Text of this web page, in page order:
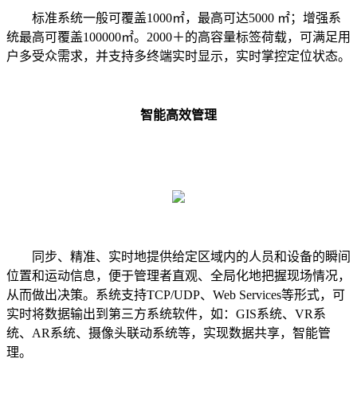
标准系统一般可覆盖1000㎡，最高可达5000 ㎡；增强系
统最高可覆盖100000㎡。2000＋的高容量标签荷载，可满足用
户多受众需求，并支持多终端实时显示，实时掌控定位状态。
智能高效管理
同步、精准、实时地提供给定区域内的人员和设备的瞬间
位置和运动信息，便于管理者直观、全局化地把握现场情况，
从而做出决策。系统支持TCP/UDP、Web Services等形式，可
实时将数据输出到第三方系统软件，如：GIS系统、VR系
统、AR系统、摄像头联动系统等，实现数据共享，智能管
理。